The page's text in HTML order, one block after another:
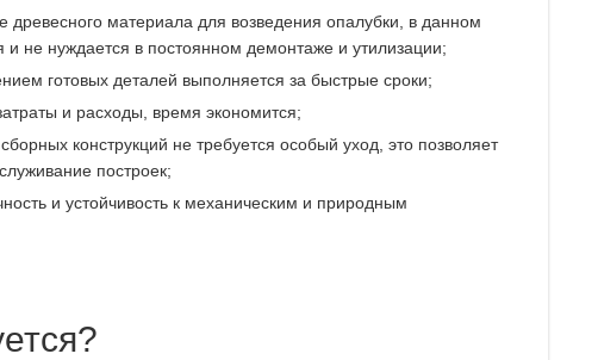
древесного материала для возведения опалубки, в данном
и не нуждается в постоянном демонтаже и утилизации;
готовых деталей выполняется за быстрые сроки;
и расходы, время экономится;
конструкций не требуется особый уход, это позволяет
построек;
и устойчивость к механическим и природным